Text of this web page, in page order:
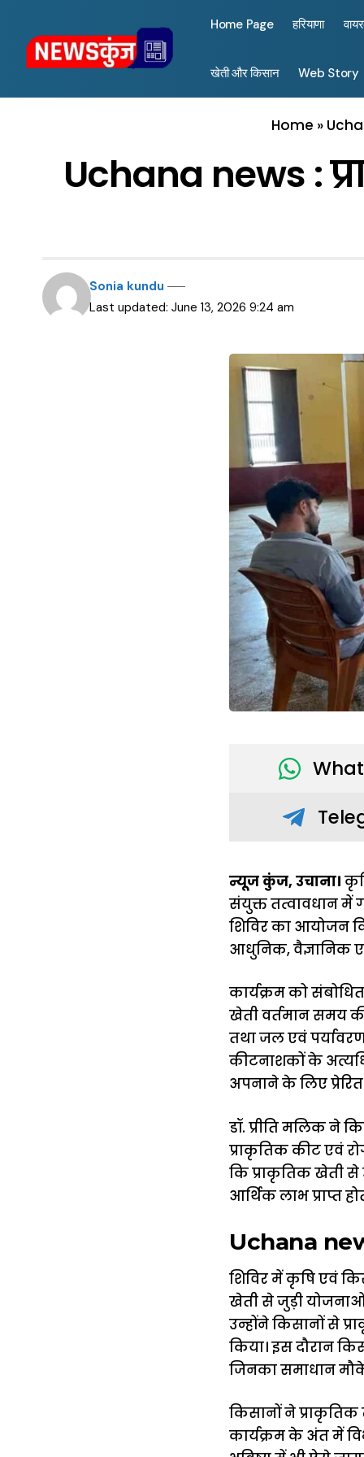
Home Page हरियाणा
खेती और किसान Web Story
Home »
Uchana news :
Last updated: June 13, 2026 9:24 am
Sonia kundu
न्यूज कुंज, उचाना।
संयुक्त तत्वावधान में
शिविर का आयोजन
आधुनिक, वैज्ञानिक
कार्यक्रम को
खेती वर्तमान समय
तथा जल एवं
कीटनाशकों के
अपनाने के लिए प्रेरित
डॉ. प्रीति मलिक ने
प्राकृतिक कीट एवं
कि प्राकृतिक खेती
आर्थिक लाभ प्राप्त
Uchana
शिविर में कृषि एवं
खेती से जुड़ी योजनाओं,
उन्होंने किसानों से
किया। इस दौरान
जिनका समाधान
किसानों ने
कार्यक्रम के अंत में